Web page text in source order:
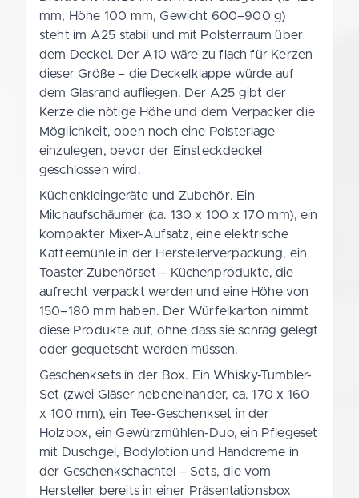
mm, Höhe 100 mm, Gewicht 600–900 g)
steht im A25 stabil und mit Polsterraum über
dem Deckel. Der A10 wäre zu flach für Kerzen
dieser Größe – die Deckelklappe würde auf
dem Glasrand aufliegen. Der A25 gibt der
Kerze die nötige Höhe und dem Verpacker die
Möglichkeit, oben noch eine Polsterlage
einzulegen, bevor der Einsteckdeckel
geschlossen wird.
Küchenkleingeräte und Zubehör. Ein
Milchaufschäumer (ca. 130 x 100 x 170 mm), ein
kompakter Mixer-Aufsatz, eine elektrische
Kaffeemühle in der Herstellerverpackung, ein
Toaster-Zubehörset – Küchenprodukte, die
aufrecht verpackt werden und eine Höhe von
150–180 mm haben. Der Würfelkarton nimmt
diese Produkte auf, ohne dass sie schräg gelegt
oder gequetscht werden müssen.
Geschenksets in der Box. Ein Whisky-Tumbler-
Set (zwei Gläser nebeneinander, ca. 170 x 160
x 100 mm), ein Tee-Geschenkset in der
Holzbox, ein Gewürzmühlen-Duo, ein Pflegeset
mit Duschgel, Bodylotion und Handcreme in
der Geschenkschachtel – Sets, die vom
Hersteller bereits in einer Präsentationsbox